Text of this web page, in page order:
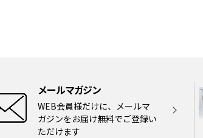
メールマガジン
WEB会員様だけに、メールマ
ガジンをお届け無料でご登録い
ただけます